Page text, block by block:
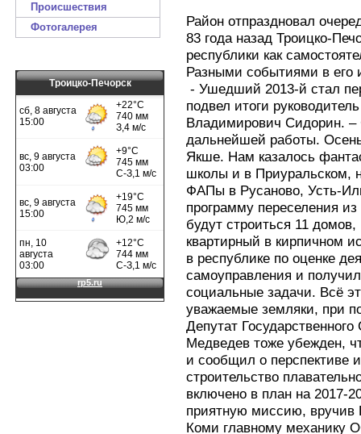
Происшествия
Фотогалерея
Троицко-Печорск
Район отпраздновал
83 года назад Троицко-
республики как
Разными событиями в его
- Ушедший 2013-й стал
подвел итоги
Владимирович Сидорин.
дальнейшей работы.
Якше. Нам казалось
школы и в Приуральском,
ФАПы в Русаново, Усть-
программу переселения
будут строиться 11
квартирный в кирпичном
в республике по оценке
самоуправления и
социальные задачи. Всё
уважаемые земляки, при
Депутат
Медведев тоже убежден,
и сообщил о перспективе
строительство
включено в план на 2017-
приятную миссию, вручив
Коми главному механику